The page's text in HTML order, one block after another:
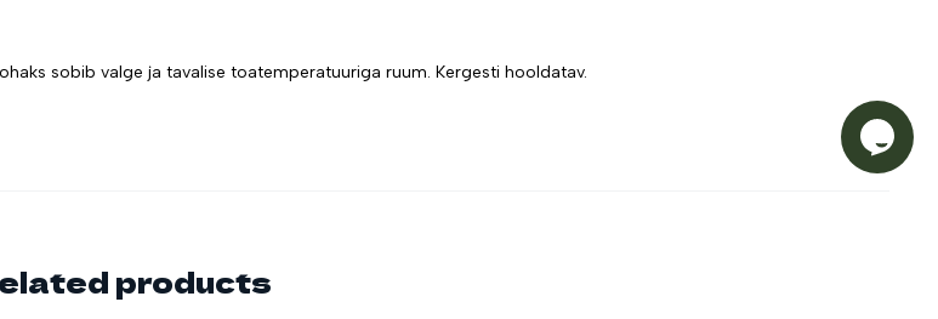
sobib valge ja tavalise toatemperatuuriga ruum. Kergesti hooldatav.
products